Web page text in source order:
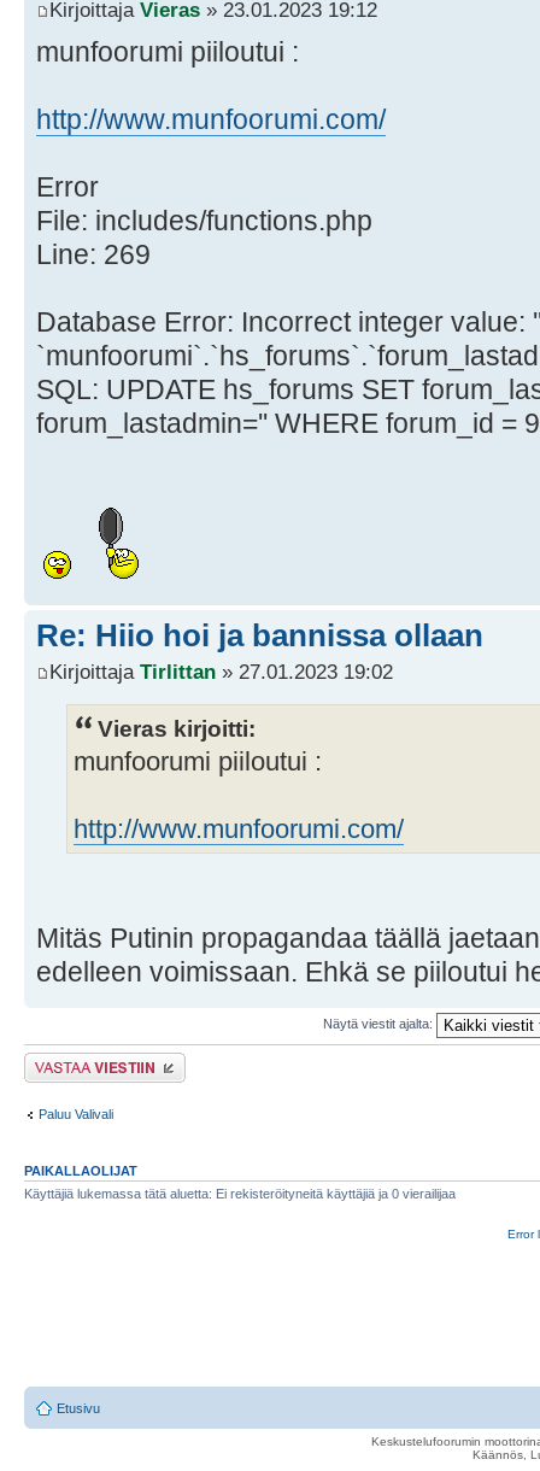
Kirjoittaja Vieras » 23.01.2023 19:12
munfoorumi piiloutui :
http://www.munfoorumi.com/
Error
File: includes/functions.php
Line: 269
Database Error: Incorrect integer value:
SQL: UPDATE hs_forums SET
forum_lastadmin='' WHERE forum_id =
Re: Hiio hoi ja bannissa ollaan
Kirjoittaja Tirlittan » 27.01.2023 19:02
Vieras kirjoitti:
munfoorumi piiloutui :
http://www.munfoorumi.com/
Mitäs Putinin propagandaa täällä
edelleen voimissaan. Ehkä se piiloutui
Näytä viestit ajalta:
Lähetä vastaus
Paluu Valivali
PAIKALLAOLIJAT
Käyttäjiä lukemassa tätä aluetta: Ei rekisteröityneitä käyttäjiä ja 0 vierailijaa
Error
Etusivu
Keskustelufoorumin
Käännös,